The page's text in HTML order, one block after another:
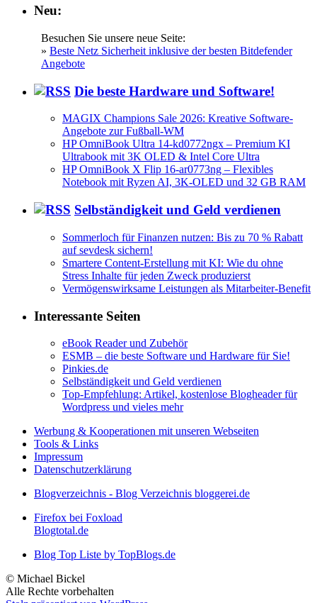
Neu:
Besuchen Sie unsere neue Seite:
» Beste Netz Sicherheit inklusive der besten Bitdefender
Angebote
Die beste Hardware und Software!
MAGIX Champions Sale 2026: Kreative Software-
Angebote zur Fußball-WM
HP OmniBook Ultra 14-kd0772ngx – Premium KI
Ultrabook mit 3K OLED & Intel Core Ultra
HP OmniBook X Flip 16-ar0773ng – Flexibles
Notebook mit Ryzen AI, 3K-OLED und 32 GB RAM
Selbständigkeit und Geld verdienen
Sommerloch für Finanzen nutzen: Bis zu 70 % Rabatt
auf sevdesk sichern!
Smartere Content-Erstellung mit KI: Wie du ohne
Stress Inhalte für jeden Zweck produzierst
Vermögenswirksame Leistungen als Mitarbeiter-Benefit
Interessante Seiten
eBook Reader und Zubehör
ESMB – die beste Software und Hardware für Sie!
Pinkies.de
Selbständigkeit und Geld verdienen
Top-Empfehlung: Artikel, kostenlose Blogheader für
Wordpress und vieles mehr
Werbung & Kooperationen mit unseren Webseiten
Tools & Links
Impressum
Datenschutzerklärung
Blogverzeichnis - Blog Verzeichnis bloggerei.de
Firefox bei Foxload
Blogtotal.de
Blog Top Liste by TopBlogs.de
© Michael Bickel
Alle Rechte vorbehalten